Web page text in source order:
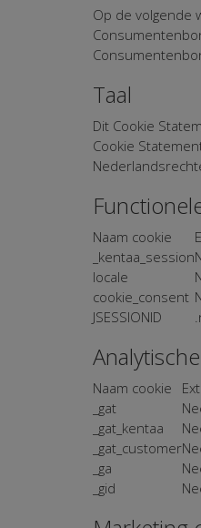
Op de volgende
Taal
Dit Cookie
Cookie
Naam cookie
_kentaa_session
locale
cookie_consent
JSESSIONID
Naam cookie
_gat
_gat_kentaa
_gat_customer
_ga
_gid